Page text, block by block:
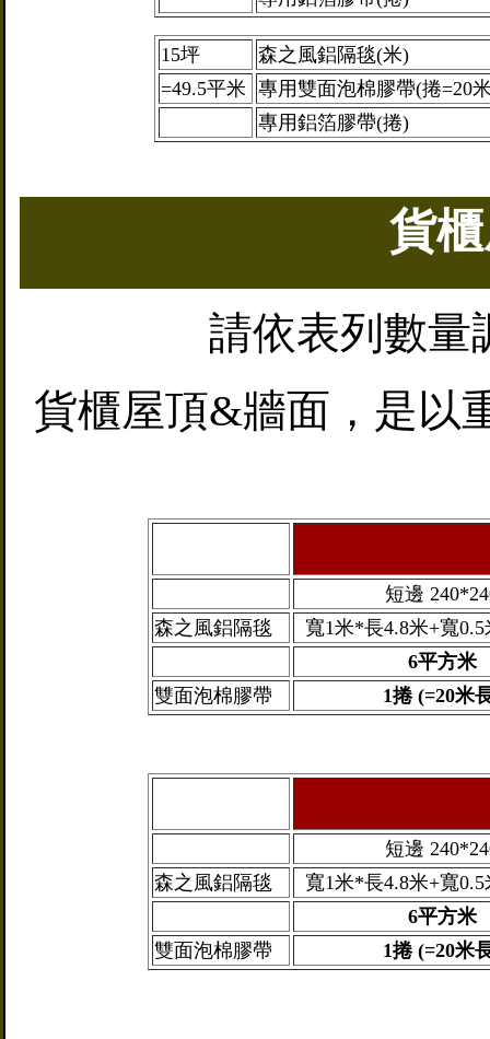
15坪
森之風鋁隔毯(米)
=49.5平米 專用雙面泡棉膠帶(捲=20
專用鋁箔膠帶(捲)
貨
請依表列數量
貨櫃屋頂&牆面，是以
短邊
森之風鋁隔毯
寬1米*長4.8米+寬
6平方米
雙面泡棉膠帶
1捲 (=20米
短邊
森之風鋁隔毯
寬1米*長4.8米+寬
6平方米
雙面泡棉膠帶
1捲 (=20米